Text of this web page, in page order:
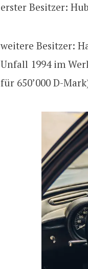
erster Besitzer:
weitere Besitzer:
Unfall 1994 im
für 650’000 D-